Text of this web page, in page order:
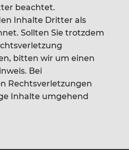
beachtet.
Inhalte Dritter als
Sollten Sie trotzdem
bitten wir um einen
Bei
Rechtsverletzungen
Inhalte umgehend